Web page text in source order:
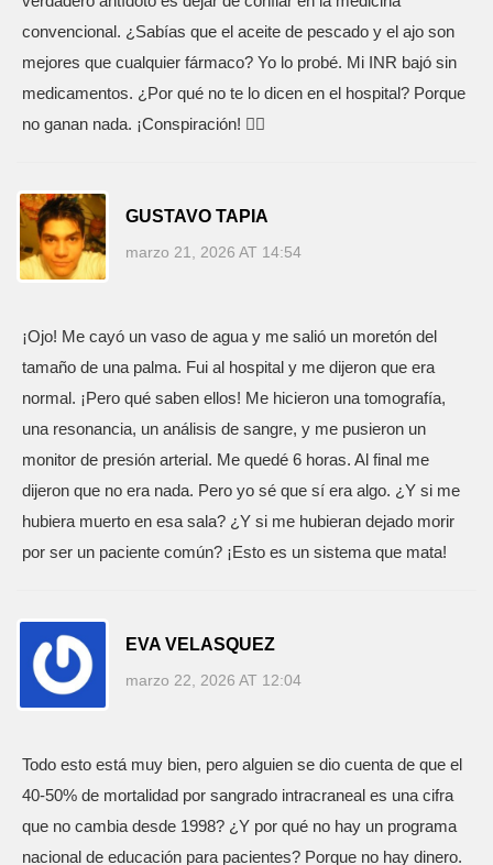
convencional. ¿Sabías que el aceite de pescado y el ajo son
mejores que cualquier fármaco? Yo lo probé. Mi INR bajó sin
medicamentos. ¿Por qué no te lo dicen en el hospital? Porque
no ganan nada. ¡Conspiración! 🕵️‍♂️
GUSTAVO TAPIA
marzo 21, 2026 AT 14:54
¡Ojo! Me cayó un vaso de agua y me salió un moretón del
tamaño de una palma. Fui al hospital y me dijeron que era
normal. ¡Pero qué saben ellos! Me hicieron una tomografía,
una resonancia, un análisis de sangre, y me pusieron un
monitor de presión arterial. Me quedé 6 horas. Al final me
dijeron que no era nada. Pero yo sé que sí era algo. ¿Y si me
hubiera muerto en esa sala? ¿Y si me hubieran dejado morir
por ser un paciente común? ¡Esto es un sistema que mata!
EVA VELASQUEZ
marzo 22, 2026 AT 12:04
Todo esto está muy bien, pero alguien se dio cuenta de que el
40-50% de mortalidad por sangrado intracraneal es una cifra
que no cambia desde 1998? ¿Y por qué no hay un programa
nacional de educación para pacientes? Porque no hay dinero.